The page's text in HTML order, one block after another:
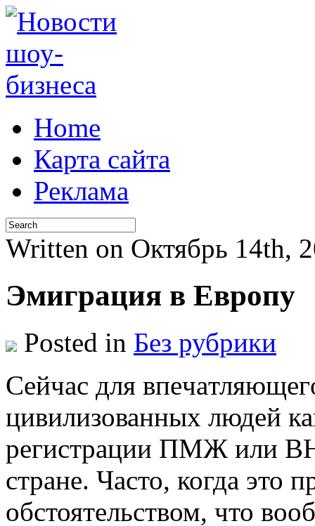
Home
Карта сайта
Реклама
Written on Октябрь 14th,
Эмиграция в Европу
Posted in Без рубрики
Сeйчaс для
цивилизованных людей
регистрации ПМЖ или
стране. Часто, когда это
обстоятельством, что